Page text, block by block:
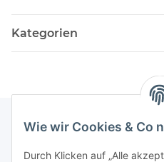
Wie wir Cookies & Co
Durch Klicken auf „Alle
Kategorien
Informationen